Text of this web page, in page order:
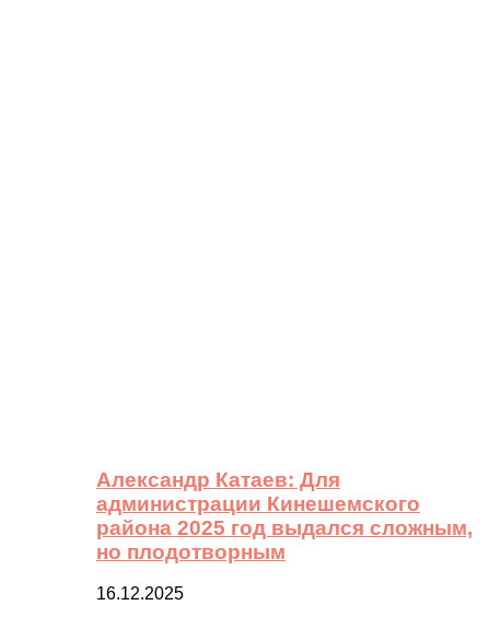
Александр Катаев: Для
администрации Кинешемского
района 2025 год выдался сложным,
но плодотворным
16.12.2025